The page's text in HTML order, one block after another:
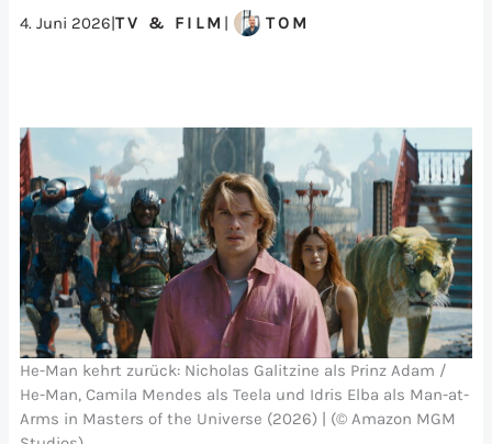
4. Juni 2026|TV & FILM | TOM
He-Man kehrt zurück: Nicholas Galitzine als Prinz Adam /
He-Man, Camila Mendes als Teela und Idris Elba als Man-at-
Arms in Masters of the Universe (2026) | (© Amazon MGM